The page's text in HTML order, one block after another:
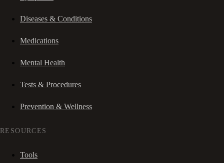
Diseases & Conditions
Medications
Mental Health
Tests & Procedures
Prevention & Wellness
RESOURCES
Tools